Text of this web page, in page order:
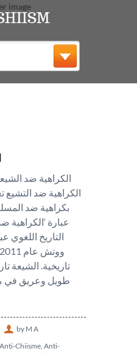
الكراهية ضد
الكراهية ضد التشيع
بكراهية ضد
عبارة ‘الكراهية
التاريخ
تاريخية. الشيعة
طويل وعريق في
by M A
Anti-Chiisme, Anti-